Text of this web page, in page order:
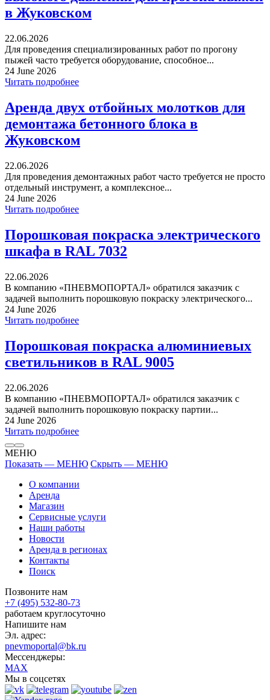
в Жуковском
22.06.2026
Для проведения специализированных работ по прогону
пыжей часто требуется оборудование, способное...
24 June 2026
Читать подробнее
Аренда двух отбойных молотков для
демонтажа бетонного блока в
Жуковском
22.06.2026
Для проведения демонтажных работ часто требуется не просто
отдельный инструмент, а комплексное...
24 June 2026
Читать подробнее
Порошковая покраска электрического
шкафа в RAL 7032
22.06.2026
В компанию «ПНЕВМОПОРТАЛ» обратился заказчик с
задачей выполнить порошковую покраску электрического...
24 June 2026
Читать подробнее
Порошковая покраска алюминиевых
светильников в RAL 9005
22.06.2026
В компанию «ПНЕВМОПОРТАЛ» обратился заказчик с
задачей выполнить порошковую покраску партии...
24 June 2026
Читать подробнее
МЕНЮ
Показать — МЕНЮ Скрыть — МЕНЮ
О компании
Аренда
Магазин
Сервисные услуги
Наши работы
Новости
Аренда в регионах
Контакты
Поиск
Позвоните нам
+7 (495) 532-80-73
работаем круглосуточно
Напишите нам
Эл. адрес:
pnevmoportal@bk.ru
Мессенджеры:
MAX
Мы в соцсетях